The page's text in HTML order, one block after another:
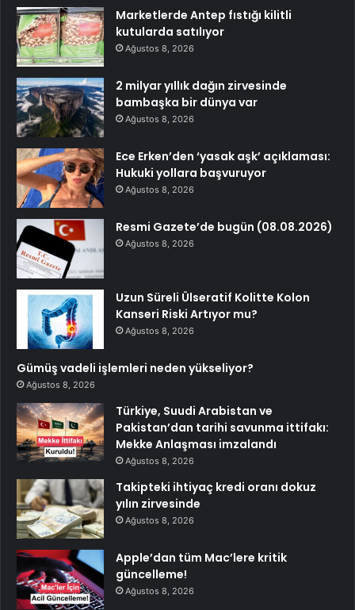
Marketlerde Antep fıstığı kilitli
kutularda satılıyor
Ağustos 8, 2026
2 milyar yıllık dağın zirvesinde
bambaşka bir dünya var
Ağustos 8, 2026
Ece Erken’den ‘yasak aşk’ açıklaması:
Hukuki yollara başvuruyor
Ağustos 8, 2026
Resmi Gazete’de bugün (08.08.2026)
Ağustos 8, 2026
Uzun Süreli Ülseratif Kolitte Kolon
Kanseri Riski Artıyor mu?
Ağustos 8, 2026
Gümüş vadeli işlemleri neden yükseliyor?
Ağustos 8, 2026
Türkiye, Suudi Arabistan ve
Pakistan’dan tarihi savunma ittifakı:
Mekke Anlaşması imzalandı
Ağustos 8, 2026
Takipteki ihtiyaç kredi oranı dokuz
yılın zirvesinde
Ağustos 8, 2026
Apple’dan tüm Mac’lere kritik
güncelleme!
Ağustos 8, 2026